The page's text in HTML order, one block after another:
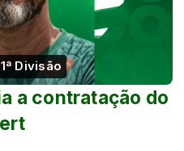
Divisão
a contratação do